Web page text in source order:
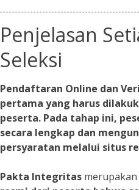
Penjelasan
Seleksi
Pendaftaran Online dan
pertama yang harus
peserta. Pada tahap ini,
secara lengkap dan
persyaratan melalui situs
Pakta Integritas merupakan